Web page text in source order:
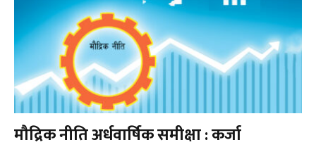
मौद्रिक नीति अर्धवार्षिक समीक्षा : कर्जा